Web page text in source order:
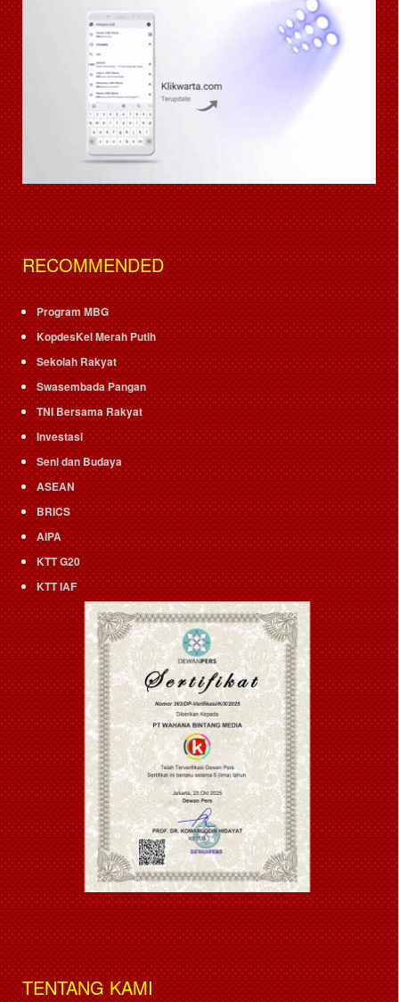
RECOMMENDED
Program MBG
KopdesKel Merah Putih
Sekolah Rakyat
Swasembada Pangan
TNI Bersama Rakyat
Investasi
Seni dan Budaya
ASEAN
BRICS
AIPA
KTT G20
KTT IAF
TENTANG KAMI